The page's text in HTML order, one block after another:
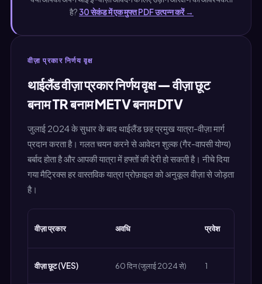
है?30 सेकंड में एक मुफ्त PDF उत्पन्न करें →
वीज़ा प्रकार निर्णय वृक्ष
थाईलैंड वीज़ा प्रकार निर्णय वृक्ष — वीज़ा छूट
बनाम TR बनाम METV बनाम DTV
जुलाई 2024 के सुधार के बाद थाईलैंड छह प्रमुख यात्रा-वीज़ा मार्ग
प्रदान करता है। गलत चयन करने से आवेदन शुल्क (गैर-वापसी योग्य)
बर्बाद होता है और आपकी यात्रा में हफ्तों की देरी हो सकती है। नीचे दिया
गया मैट्रिक्स हर वास्तविक यात्रा प्रोफ़ाइल को अनुकूल वीज़ा से जोड़ता
है।
वीज़ा प्रकार अवधि प्रवेश
वीज़ा छूट (VES) 60 दिन (जुलाई 2024 से) 1